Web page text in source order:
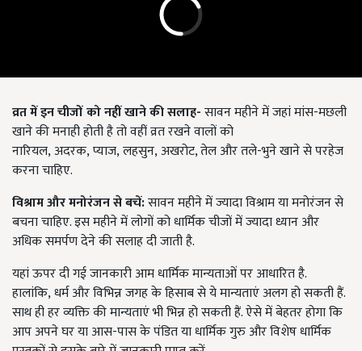
व्रत में इन चीजों को नहीं खाने की सलाह-सावन महीने में जहां मांस-मछली
खाने की मनाही होती है तो वहीं व्रत रखने वालों को
नारियल,अदरक,प्याज,लहसुन,अखरोट, तेल और तले-भुने खाने से परहेज
करना चाहिए.
विश्राम और मनोरंजन से बचें:सावन महीने में ज्यादा विश्राम या मनोरंजन से
बचना चाहिए. इस महीने में लोगों को धार्मिक चीजों में ज्यादा ध्यान और
अधिक समर्पण देने की सलाह दी जाती है.
यहां ऊपर दी गई जानकारी आम धार्मिक मान्यताओं पर आधारित है.
हालांकि,धर्म और विभिन्न जगह के हिसाब से ये मान्यताएं अलग हो सकती हैं.
साथ ही हर व्यक्ति की मान्यताएं भी भिन्न हो सकती हैं. ऐसे में बेहतर होगा कि
आप अपने घर या आस-पास के पंडित या धार्मिक गुरु और विशेष धार्मिक